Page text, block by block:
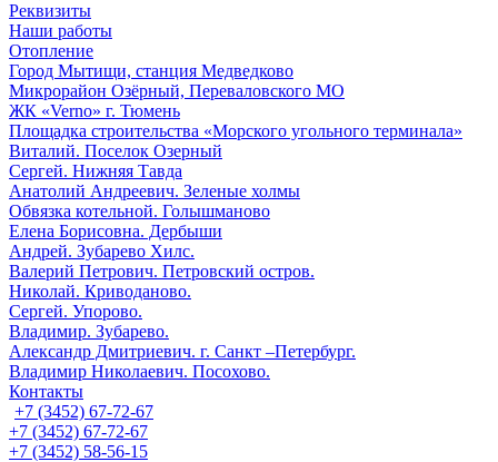
Реквизиты
Наши работы
Отопление
Город Мытищи, станция Медведково
Микрорайон Озёрный, Переваловского МО
ЖК «Verno» г. Тюмень
Площадка строительства «Морского угольного терминала»
Виталий. Поселок Озерный
Сергей. Нижняя Тавда
Анатолий Андреевич. Зеленые холмы
Обвязка котельной. Голышманово
Елена Борисовна. Дербыши
Андрей. Зубарево Хилс.
Валерий Петрович. Петровский остров.
Николай. Криводаново.
Сергей. Упорово.
Владимир. Зубарево.
Александр Дмитриевич. г. Санкт –Петербург.
Владимир Николаевич. Посохово.
Контакты
+7 (3452) 67-72-67
+7 (3452) 67-72-67
+7 (3452) 58-56-15